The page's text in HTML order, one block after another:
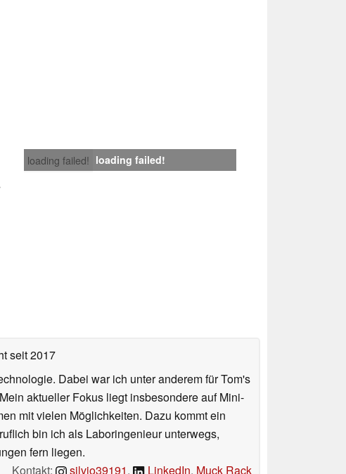
loading failed! loading failed!
seit 2017
Dabei war ich unter anderem für Tom's
aktueller Fokus liegt insbesondere auf Mini-
mit vielen Möglichkeiten. Dazu kommt ein
bin ich als Laboringenieur unterwegs,
fern liegen.
Kontakt:
silvio39191, LinkedIn, Muck Rack